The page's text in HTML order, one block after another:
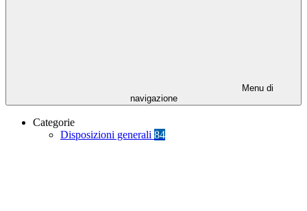
Menu di
navigazione
Categorie
Disposizioni generali 84